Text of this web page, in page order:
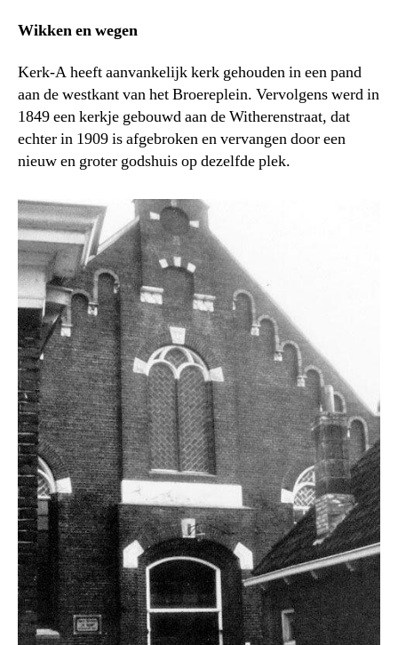
Wikken en wegen
Kerk-A heeft aanvankelijk kerk gehouden in een pand
aan de westkant van het Broereplein. Vervolgens werd in
1849 een kerkje gebouwd aan de Witherenstraat, dat
echter in 1909 is afgebroken en vervangen door een
nieuw en groter godshuis op dezelfde plek.